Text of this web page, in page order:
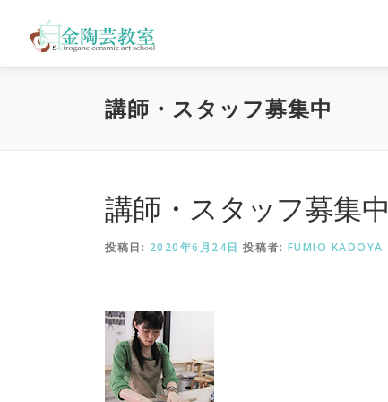
ン
講師・スタッフ募集中
講師・スタッフ募集中
投稿日: 2020年6月24日 投稿者: FUMIO KADOYA